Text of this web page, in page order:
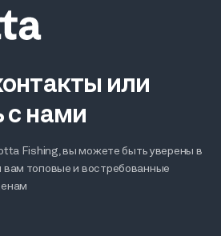
или
с нами
Fishing, вы можете быть уверены в
топовые и востребованные